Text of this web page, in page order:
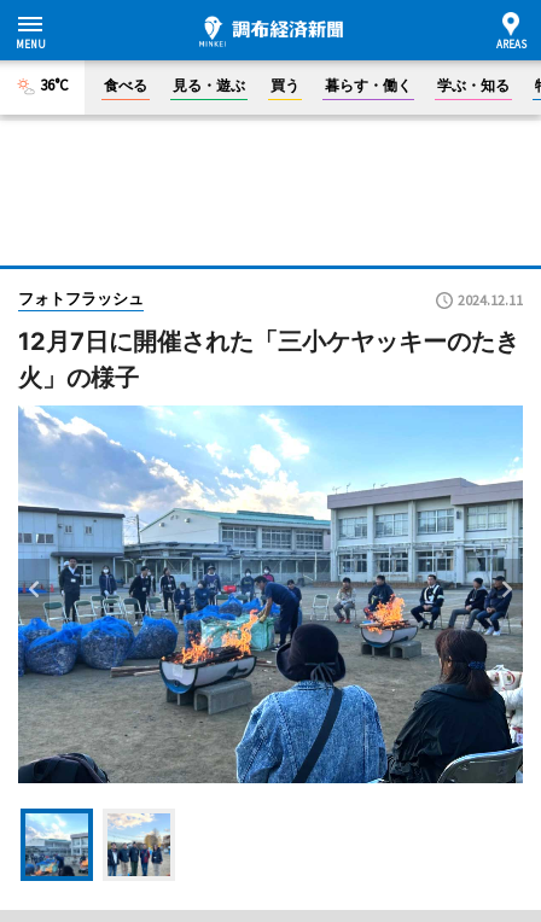
36°C 食べる 見る・遊ぶ 買う 暮らす・働く 学ぶ・知る
フォトフラッシュ 2024.12.11
12月7日に開催された「三小ケヤッキーのたき
火」の様子